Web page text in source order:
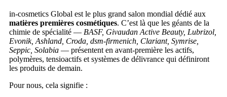
in-cosmetics Global est le plus grand salon mondial dédié aux
matières premières cosmétiques. C’est là que les géants de la
chimie de spécialité — BASF, Givaudan Active Beauty, Lubrizol,
Evonik, Ashland, Croda, dsm-firmenich, Clariant, Symrise,
Seppic, Solabia — présentent en avant-première les actifs,
polymères, tensioactifs et systèmes de délivrance qui définiront
les produits de demain.
Pour nous, cela signifie :